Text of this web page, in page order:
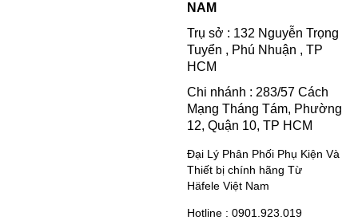
NAM
Trụ sở : 132 Nguyễn Trọng
Tuyển , Phú Nhuận , TP
HCM
Chi nhánh : 283/57 Cách
Mạng Tháng Tám, Phường
12, Quận 10, TP HCM
Đại Lý Phân Phối Phụ Kiện Và
Thiết bị chính hãng Từ
Häfele Việt Nam
Hotline : 0901.923.019